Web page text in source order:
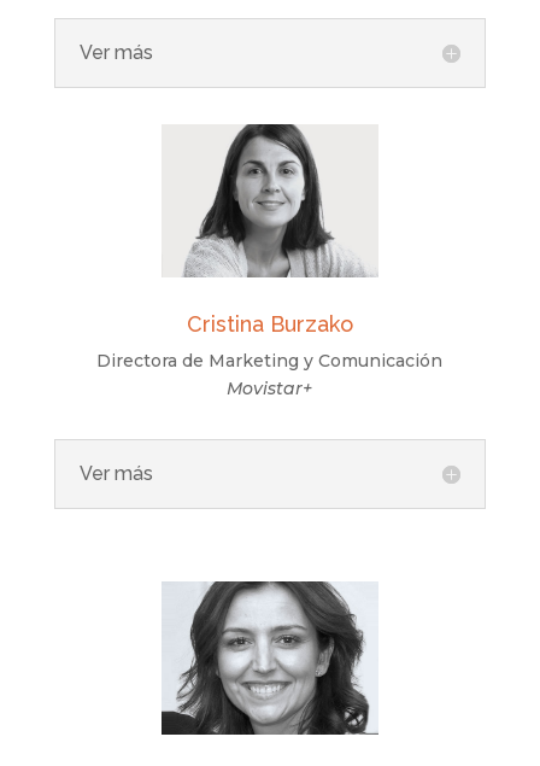
Ver más
Cristina Burzako
Directora de Marketing y Comunicación
Movistar+
Ver más